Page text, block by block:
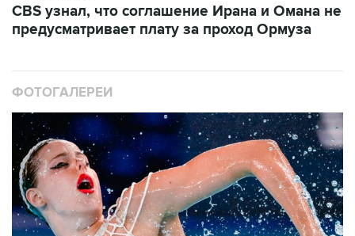
CBS узнал, что соглашение Ирана и Омана не
предусматривает плату за проход Ормуза
ФОТОГАЛЕРЕИ